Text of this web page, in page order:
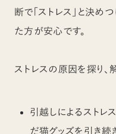
断で「ストレス」と決め
た方が安心です。
ストレスの原因を探り、
引越しによるストレ
だ猫グッズを引き続